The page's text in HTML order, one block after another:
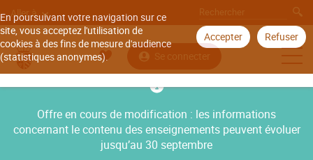
En poursuivant votre navigation sur ce
site, vous acceptez l'utilisation de
cookies à des fins de mesure d'audience
(statistiques anonymes).
Accepter Refuser
Aller à
Se connecter
Offre en cours de modification : les informations
concernant le contenu des enseignements peuvent évoluer
jusqu’au 30 septembre